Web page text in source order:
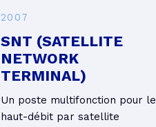
2007
SNT (SATELLITE
NETWORK
TERMINAL)
Un poste multifonction pour le
haut-débit par satellite